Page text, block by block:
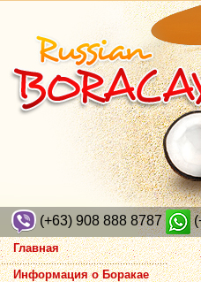
(+63) 908 888 8787
Главная
Информация о Боракае